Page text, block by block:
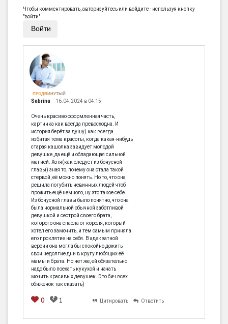
Чтобы комментировать, авторизуйтесь или войдите - используя кнопку
"войти".
Войти
ПРОДВИНУТЫЙ
Sabrina 16.04.2024 в 04:15
Очень красиво оформленная часть,
картинка как всегда превосходна. И
история берёт за душу) как всегда
избитая тема красоты, когда какая-нибудь
старая кашолка завидует молодой
девушке, да ещё и обладающая сильной
магией. Хотя(как следует из бонусной
главы) зная то, почему она стала такой
стервой, её можно понять. Но то, что она
решила погубить невинных людей чтоб
прожить ещё немного, ну это такое себе.
Из бонусной главы было понятно, что она
была нормальной обычной заботливой
девушкой и сестрой своего брата,
которого она спасла от короля, который
хотел его замочить, и тем самым приняла
его проклятие на себя. В адекватной
версии она могла бы спокойно дожить
свои недолгие дни в кругу любящих её
мамы и брата. Но нет же, ей обязательно
надо было поехать кукухой и начать
мочить красивых девушек. Это бич всех
обиженок так сказать)
0 1 Цитировать Ответить